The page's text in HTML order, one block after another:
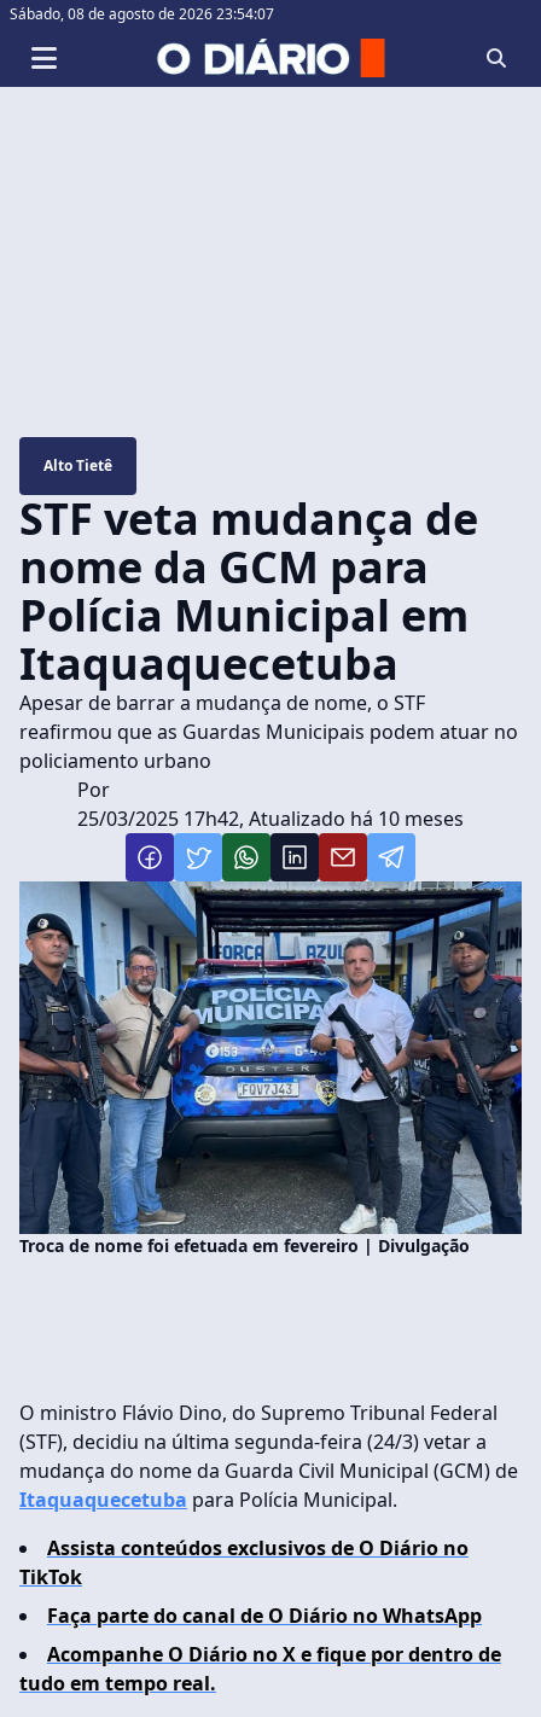
Sábado,08 de agosto de 2026 23:54:08
Alto Tietê
STF veta mudança de
nome da GCM para
Polícia Municipal em
Itaquaquecetuba
Apesar de barrar a mudança de nome, o STF
reafirmou que as Guardas Municipais podem atuar no
policiamento urbano
Por
25/03/2025 17h42, Atualizado há 10 meses
Troca de nome foi efetuada em fevereiro | Divulgação
O ministro Flávio Dino, do Supremo Tribunal Federal
(STF), decidiu na última segunda-feira (24/3) vetar a
mudança do nome da Guarda Civil Municipal (GCM) de
Itaquaquecetuba para Polícia Municipal.
Assista conteúdos exclusivos de O Diário no
TikTok
Faça parte do canal de O Diário no WhatsApp
Acompanhe O Diário no X e fique por dentro de
tudo em tempo real.